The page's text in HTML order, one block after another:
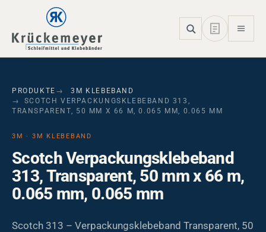
Skip to main navigation
Skip to main content
Skip to page footer
PRODUKTE
3M KLEBEBAND
SCOTCH VERPACKUNGSKLEBEBAND 313,
TRANSPARENT, 50 MM X 66 M, 0.065 MM, 0.065 MM
3M · 3M KLEBEBAND
Scotch Verpackungsklebeband
313, Transparent, 50 mm x 66 m,
0.065 mm, 0.065 mm
Scotch 313 – Verpackungsklebeband Transparent, 50